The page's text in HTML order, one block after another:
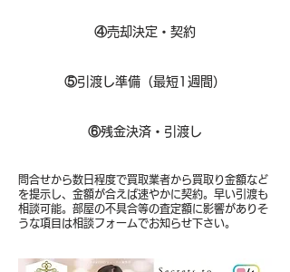
④売却決定・契約
⑤引渡し準備（最短1週間）
⑥残金決済・引渡し
問合せから数日程度で買取業者から買取り金額など
を提示し、金額が合えば速やかに契約。早い引渡も
相談可能。部屋の不具合等の査定額に影響がありそ
うな項目は相談フォームでお知らせ下さい。